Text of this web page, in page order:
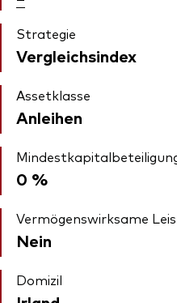
Strategie
Vergleichsindex
Assetklasse
Anleihen
0 %
Vermögenswirksame
Nein
Domizil